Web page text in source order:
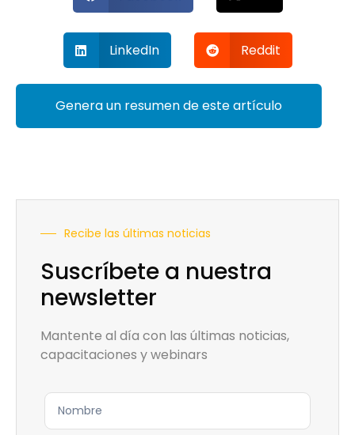
LinkedIn Reddit
Genera un resumen de este artículo
Recibe las últimas noticias
Suscríbete a nuestra
newsletter
Mantente al día con las últimas noticias,
capacitaciones y webinars